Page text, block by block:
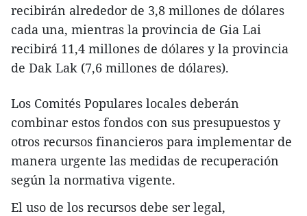
recibirán alrededor de 3,8 millones de dólares
cada una, mientras la provincia de Gia Lai
recibirá 11,4 millones de dólares y la provincia
de Dak Lak (7,6 millones de dólares).
Los Comités Populares locales deberán
combinar estos fondos con sus presupuestos y
otros recursos financieros para implementar de
manera urgente las medidas de recuperación
según la normativa vigente.
El uso de los recursos debe ser legal,